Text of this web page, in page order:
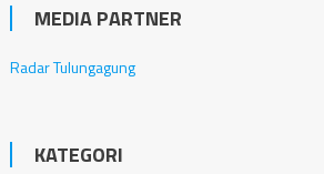
MEDIA PARTNER
Radar Tulungagung
KATEGORI